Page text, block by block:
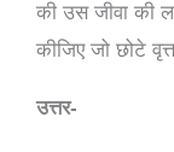
की उस जीवा की
कीजिए जो छोटे
उत्तर-